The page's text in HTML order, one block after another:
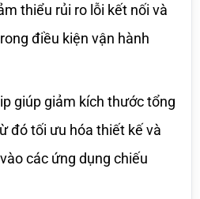
thiểu rủi ro lỗi kết nối và
điều kiện vận hành
giúp giảm kích thước tổng
đó tối ưu hóa thiết kế và
các ứng dụng chiếu